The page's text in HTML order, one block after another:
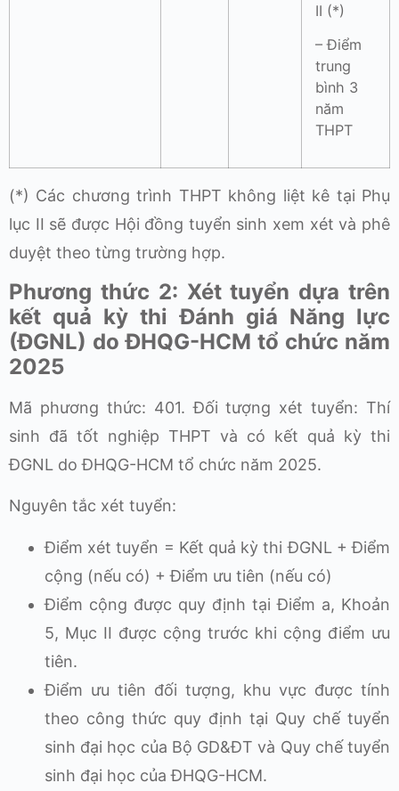
II (*)
– Điểm
trung
bình 3
năm
THPT
(*) Các chương trình THPT không liệt kê tại Phụ
lục II sẽ được Hội đồng tuyển sinh xem xét và phê
duyệt theo từng trường hợp.
Phương thức 2: Xét tuyển dựa trên
kết quả kỳ thi Đánh giá Năng lực
(ĐGNL) do ĐHQG-HCM tổ chức năm
2025
Mã phương thức: 401. Đối tượng xét tuyển: Thí
sinh đã tốt nghiệp THPT và có kết quả kỳ thi
ĐGNL do ĐHQG-HCM tổ chức năm 2025.
Nguyên tắc xét tuyển:
Điểm xét tuyển = Kết quả kỳ thi ĐGNL + Điểm
cộng (nếu có) + Điểm ưu tiên (nếu có)
Điểm cộng được quy định tại Điểm a, Khoản
5, Mục II được cộng trước khi cộng điểm ưu
tiên.
Điểm ưu tiên đối tượng, khu vực được tính
theo công thức quy định tại Quy chế tuyển
sinh đại học của Bộ GD&ĐT và Quy chế tuyển
sinh đại học của ĐHQG-HCM.